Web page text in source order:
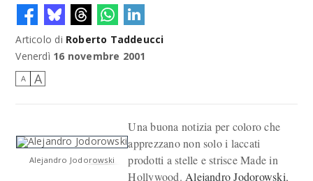
Articolo di Roberto Taddeucci
Venerdì 16 novembre 2001
A A
Alejandro Jodorowski
Una buona notizia per coloro che
apprezzano non solo i laccati
prodotti a stelle e strisce Made in
Hollywood. Alejandro Jodorowski,